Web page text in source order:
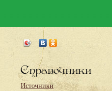
Справочники
Источники